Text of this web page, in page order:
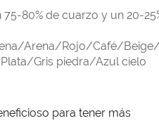
para tener más
80% de cuarzo y un 20-
Arena/Rojo/Café/
Gris piedra/Azul cielo